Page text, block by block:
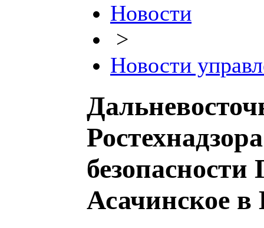
Новости
>
Новости
Асачинское